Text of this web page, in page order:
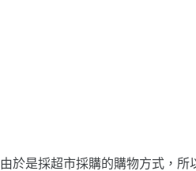
由於是採超市採購的購物方式，